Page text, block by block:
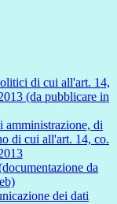
di cui all'art. 14,
(da pubblicare in
di
di cui all'art. 14, co.
da
dei dati